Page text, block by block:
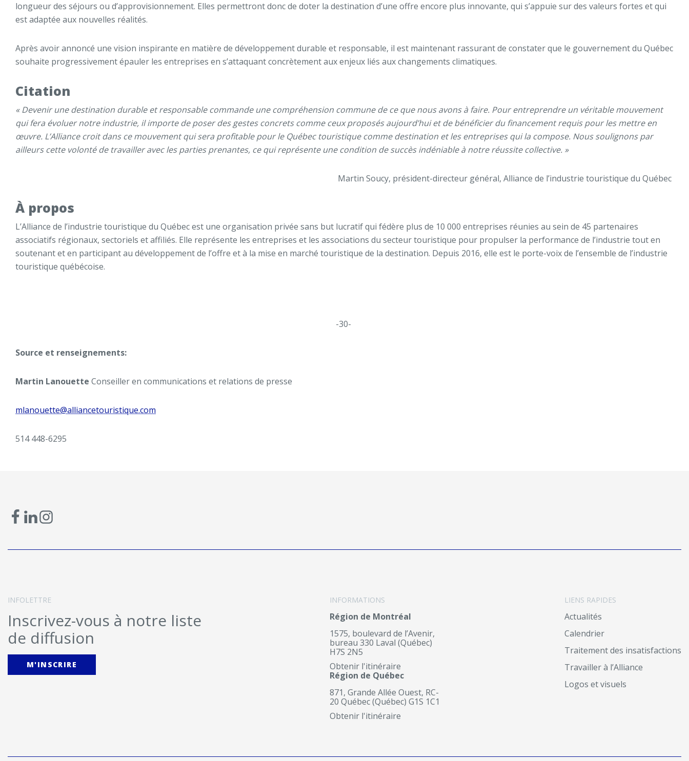
longueur des séjours ou d’approvisionnement. Elles permettront donc de doter la destination d’une offre encore plus innovante, qui s’appuie sur des valeurs fortes et qui
est adaptée aux nouvelles réalités.
Après avoir annoncé une vision inspirante en matière de développement durable et responsable, il est maintenant rassurant de constater que le gouvernement du Québec
souhaite progressivement épauler les entreprises en s’attaquant concrètement aux enjeux liés aux changements climatiques.
Citation
« Devenir une destination durable et responsable commande une compréhension commune de ce que nous avons à faire. Pour entreprendre un véritable mouvement
qui fera évoluer notre industrie, il importe de poser des gestes concrets comme ceux proposés aujourd’hui et de bénéficier du financement requis pour les mettre en
œuvre. L’Alliance croit dans ce mouvement qui sera profitable pour le Québec touristique comme destination et les entreprises qui la compose. Nous soulignons par
ailleurs cette volonté de travailler avec les parties prenantes, ce qui représente une condition de succès indéniable à notre réussite collective. »
Martin Soucy, président-directeur général, Alliance de l’industrie touristique du Québec
À propos
L’Alliance de l’industrie touristique du Québec est une organisation privée sans but lucratif qui fédère plus de 10 000 entreprises réunies au sein de 45 partenaires
associatifs régionaux, sectoriels et affiliés. Elle représente les entreprises et les associations du secteur touristique pour propulser la performance de l’industrie tout en
soutenant et en participant au développement de l’offre et à la mise en marché touristique de la destination. Depuis 2016, elle est le porte-voix de l’ensemble de l’industrie
touristique québécoise.
-30-
Source et renseignements:
Martin Lanouette Conseiller en communications et relations de presse
mlanouette@alliancetouristique.com
514 448-6295
INFOLETTRE
Inscrivez-vous à notre liste
de diffusion
M'INSCRIRE
INFORMATIONS
Région de Montréal
1575, boulevard de l’Avenir,
bureau 330 Laval (Québec)
H7S 2N5
Obtenir l'itinéraire
Région de Québec
871, Grande Allée Ouest, RC-
20 Québec (Québec) G1S 1C1
Obtenir l'itinéraire
LIENS RAPIDES
Actualités
Calendrier
Traitement des insatisfactions
Travailler à l’Alliance
Logos et visuels